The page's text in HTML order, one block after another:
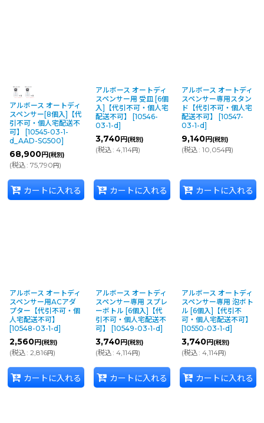
アルボース オートディ
スペンサー[8個入]【代
引不可・個人宅配送不
可】
[10545-03-1-
d_AAD-SG500]
68,900円 (税別)
(税込: 75,790 円)
カートに入れる
アルボース オートディ
スペンサー用 受皿 [6個
入]【代引不可・個人宅
配送不可】
[10546-
03-1-d]
3,740円 (税別)
(税込: 4,114円)
カートに入れる
アルボース オートディ
スペンサー専用スタン
ド【代引不可・個人宅
配送不可】
[10547-
03-1-d]
9,140円 (税別)
(税込: 10,054円)
カートに入れる
アルボース オートディ
スペンサー用ACアダ
プター【代引不可・個
人宅配送不可】
[10548-03-1-d]
2,560円 (税別)
(税込: 2,816円)
カートに入れる
アルボース オートディ
スペンサー専用 スプレ
ーボトル [6個入]【代
引不可・個人宅配送不
可】
[10549-03-1-d]
3,740円 (税別)
(税込: 4,114円)
カートに入れる
アルボース オートディ
スペンサー専用 泡ボト
ル [6個入]【代引不
可・個人宅配送不可】
[10550-03-1-d]
3,740円 (税別)
(税込: 4,114円)
カートに入れる